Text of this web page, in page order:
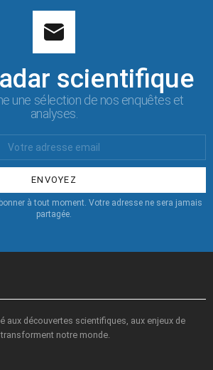
scientifique
une sélection de nos enquêtes et
analyses.
à tout moment. Votre adresse ne sera jamais
partagée.
aux découvertes scientifiques, aux enjeux de
notre monde.